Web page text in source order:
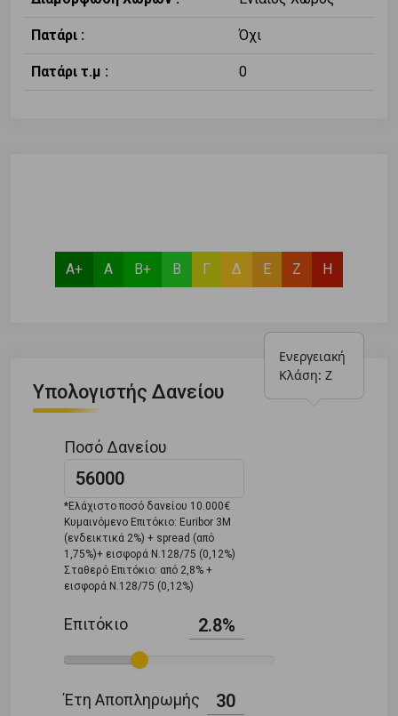
Πατάρι : Όχι
Πατάρι τ.μ : 0
Α+ Α Β+ Β Γ Δ Ε Ζ
Ενεργειακή
Κλάση: Ζ
Η
Υπολογιστής Δανείου
Ποσό Δανείου
*Ελάχιστο ποσό δανείου 10.000€
Κυμαινόμενο Επιτόκιο: Euribor 3M
(ενδεικτικά 2%) + spread (από
1,75%)+ εισφορά Ν.128/75 (0,12%)
Σταθερό Επιτόκιο: από 2,8% +
εισφορά Ν.128/75 (0,12%)
Επιτόκιο 2.8%
Έτη Αποπληρωμής 30